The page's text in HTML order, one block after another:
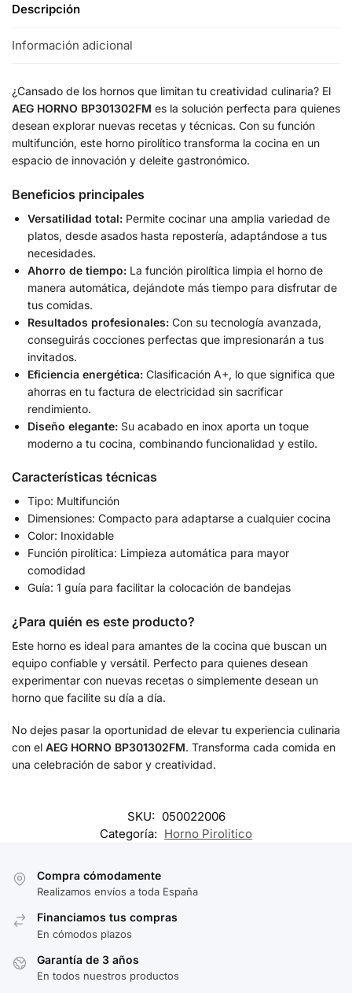
Descripción
Información adicional
¿Cansado de los hornos que limitan tu creatividad culinaria? El
AEG HORNO BP301302FM es la solución perfecta para quienes
desean explorar nuevas recetas y técnicas. Con su función
multifunción, este horno pirolítico transforma la cocina en un
espacio de innovación y deleite gastronómico.
Beneficios principales
Versatilidad total: Permite cocinar una amplia variedad de
platos, desde asados hasta repostería, adaptándose a tus
necesidades.
Ahorro de tiempo: La función pirolítica limpia el horno de
manera automática, dejándote más tiempo para disfrutar de
tus comidas.
Resultados profesionales: Con su tecnología avanzada,
conseguirás cocciones perfectas que impresionarán a tus
invitados.
Eficiencia energética: Clasificación A+, lo que significa que
ahorras en tu factura de electricidad sin sacrificar
rendimiento.
Diseño elegante: Su acabado en inox aporta un toque
moderno a tu cocina, combinando funcionalidad y estilo.
Características técnicas
Tipo: Multifunción
Dimensiones: Compacto para adaptarse a cualquier cocina
Color: Inoxidable
Función pirolítica: Limpieza automática para mayor
comodidad
Guía: 1 guía para facilitar la colocación de bandejas
¿Para quién es este producto?
Este horno es ideal para amantes de la cocina que buscan un
equipo confiable y versátil. Perfecto para quienes desean
experimentar con nuevas recetas o simplemente desean un
horno que facilite su día a día.
No dejes pasar la oportunidad de elevar tu experiencia culinaria
con el AEG HORNO BP301302FM. Transforma cada comida en
una celebración de sabor y creatividad.
SKU: 050022006
Categoría: Horno Pirolitico
Compra cómodamente
Realizamos envíos a toda España
Financiamos tus compras
En cómodos plazos
Garantía de 3 años
En todos nuestros productos